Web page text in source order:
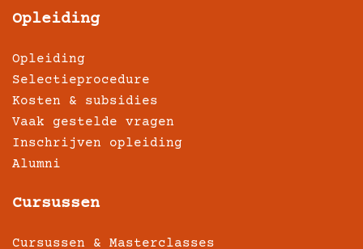
Opleiding
Opleiding
Selectieprocedure
Kosten & subsidies
Vaak gestelde vragen
Inschrijven opleiding
Alumni
Cursussen
Cursussen & Masterclasses